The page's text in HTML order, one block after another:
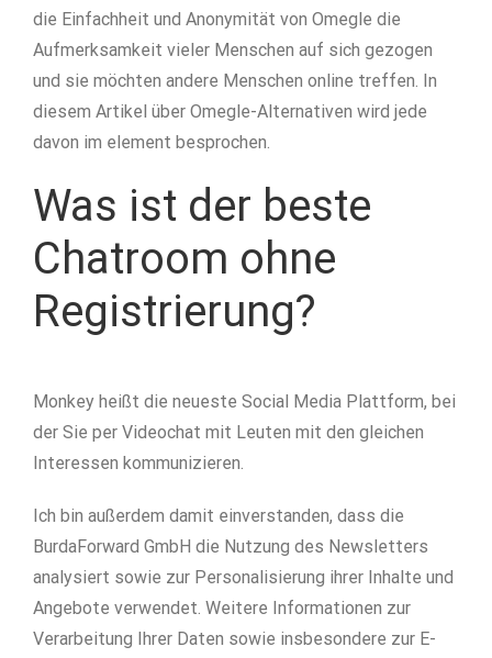
die Einfachheit und Anonymität von Omegle die
Aufmerksamkeit vieler Menschen auf sich gezogen
und sie möchten andere Menschen online treffen. In
diesem Artikel über Omegle-Alternativen wird jede
davon im element besprochen.
Was ist der beste
Chatroom ohne
Registrierung?
Monkey heißt die neueste Social Media Plattform, bei
der Sie per Videochat mit Leuten mit den gleichen
Interessen kommunizieren.
Ich bin außerdem damit einverstanden, dass die
BurdaForward GmbH die Nutzung des Newsletters
analysiert sowie zur Personalisierung ihrer Inhalte und
Angebote verwendet. Weitere Informationen zur
Verarbeitung Ihrer Daten sowie insbesondere zur E-